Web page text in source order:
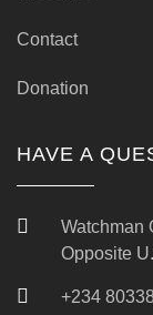
Contact
Donation
HAVE A
Watchman
Opposite
+234